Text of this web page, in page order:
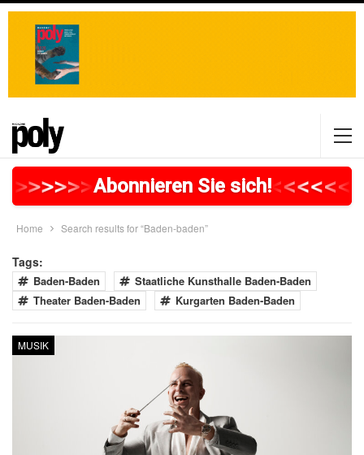
>>>>>>>>>>>>>>>>>
Abonnieren Sie sich!
<<<<<<<
Home Search results for “Baden-baden”
Tags:
Baden-Baden
Staatliche Kunsthalle Baden-Baden
Theater Baden-Baden
Kurgarten Baden-Baden
MUSIK